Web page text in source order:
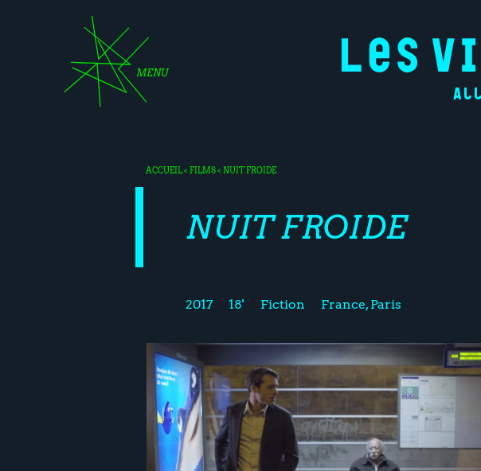
MENU
ACCUEIL<FILMS< NUIT FROIDE
NUIT FROIDE
2017 18' Fiction France, Paris